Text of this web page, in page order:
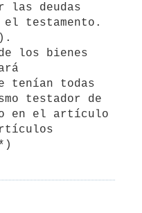
las deudas
el testamento.
tenían todas
testador de
en el artículo